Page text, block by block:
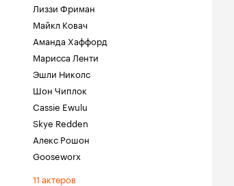
Лиззи Фриман
Майкл Ковач
Аманда Хаффорд
Марисса Ленти
Эшли Николс
Шон Чиплок
Cassie Ewulu
Skye Redden
Алекс Рошон
Gooseworx
11 актеров